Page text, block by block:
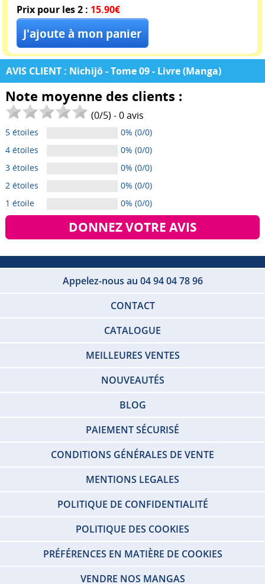
Prix pour les 2 : 15.90€
AVIS CLIENT : Nichijô - Tome 09 - Livre (Manga)
Note moyenne des clients :
(0/5) -0avis
5 étoiles
0% (0/0)
4 étoiles
0% (0/0)
3 étoiles
0% (0/0)
2 étoiles
0% (0/0)
1 étoile
0% (0/0)
DONNEZ VOTRE AVIS
Appelez-nous au 04 94 04 78 96
CONTACT
CATALOGUE
MEILLEURES VENTES
NOUVEAUTÉS
BLOG
PAIEMENT SÉCURISÉ
CONDITIONS GÉNÉRALES DE VENTE
MENTIONS LEGALES
POLITIQUE DE CONFIDENTIALITÉ
POLITIQUE DES COOKIES
PRÉFÉRENCES EN MATIÈRE DE COOKIES
VENDRE NOS MANGAS